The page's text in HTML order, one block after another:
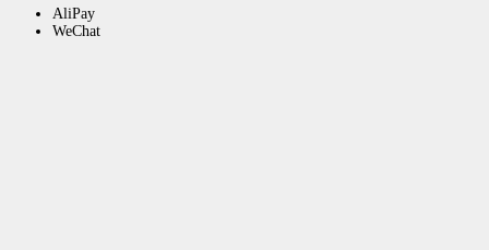
AliPay
WeChat